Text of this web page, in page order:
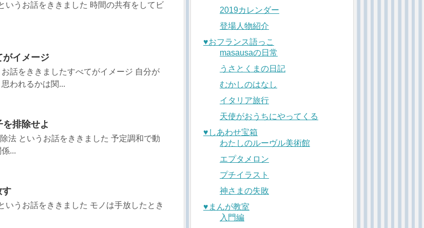
いうお話をききました 時間の共有をしてビ
イメージ
話をききましたすべてがイメージ 自分が
われるかは関...
排除せよ
法 というお話をききました 予定調和で動
...
す
いうお話をききました モノは手放したとき
2019カレンダー
登場人物紹介
♥︎おフランス語っこ
masausaの日常
うさとくまの日記
むかしのはなし
イタリア旅行
天使がおうちにやってくる
♥︎しあわせ宝箱
わたしのルーヴル美術館
エプタメロン
プチイラスト
神さまの失敗
♥︎まんが教室
入門編